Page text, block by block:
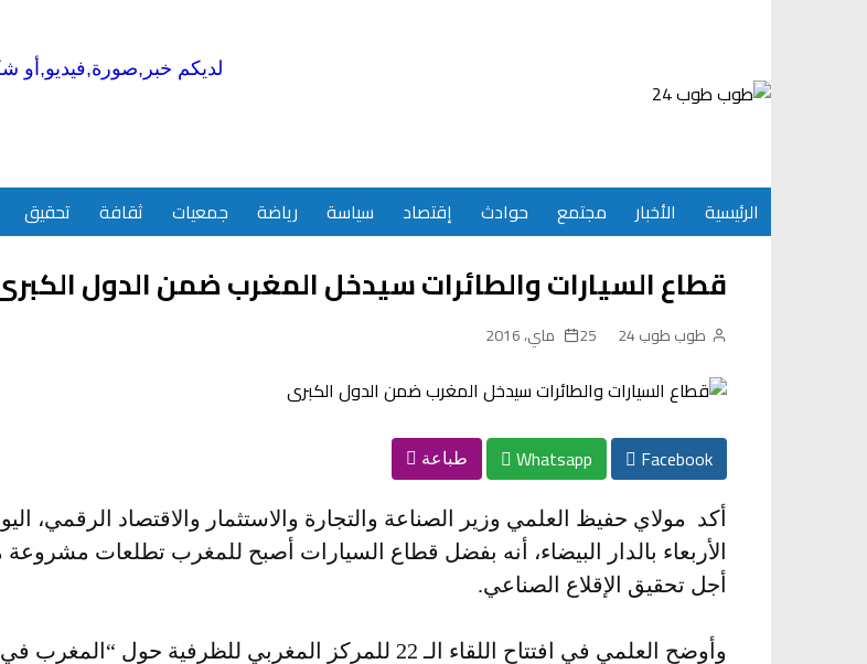
لديكم خبر,صورة,فيديو,أو
الرئيسية الأخبار مجتمع حوادث إقتصاد سياسة رياضة جمعيات ثقافة تحقيق
قطاع السيارات والطائرات سيدخل المغرب ضمن الدول
طوب طوب 24 25 ماي، 2016
Facebook
Whatsapp طباعة
أكد مولاي حفيظ العلمي وزير الصناعة والتجارة والاستثمار والاقتصاد الرقمي،
الأربعاء بالدار البيضاء، أنه بفضل قطاع السيارات أصبح للمغرب تطلعات
أجل تحقيق الإقلاع الصناعي.
وأوضح العلمي في افتتاح اللقاء الـ 22 للمركز المغربي للظرفية حول